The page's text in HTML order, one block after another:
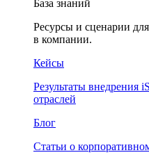
База знаний
Ресурсы и сценарии
в компании.
Кейсы
Результаты внедрения
отраслей
Блог
Статьи о